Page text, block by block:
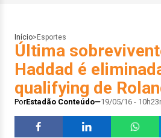
Início> Esportes
Última
Haddad é
qualifying de
PorEstadão Conteúdo 19/05/16 -